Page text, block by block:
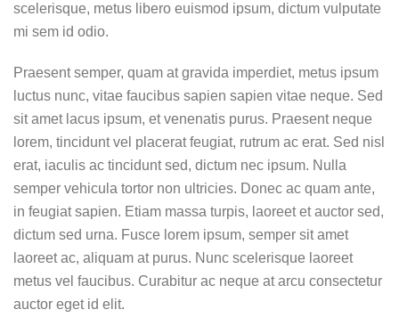
scelerisque, metus libero euismod ipsum, dictum vulputate
mi sem id odio.
Praesent semper, quam at gravida imperdiet, metus ipsum
luctus nunc, vitae faucibus sapien sapien vitae neque. Sed
sit amet lacus ipsum, et venenatis purus. Praesent neque
lorem, tincidunt vel placerat feugiat, rutrum ac erat. Sed nisl
erat, iaculis ac tincidunt sed, dictum nec ipsum. Nulla
semper vehicula tortor non ultricies. Donec ac quam ante,
in feugiat sapien. Etiam massa turpis, laoreet et auctor sed,
dictum sed urna. Fusce lorem ipsum, semper sit amet
laoreet ac, aliquam at purus. Nunc scelerisque laoreet
metus vel faucibus. Curabitur ac neque at arcu consectetur
auctor eget id elit.